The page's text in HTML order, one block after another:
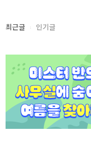
최근글 인기글